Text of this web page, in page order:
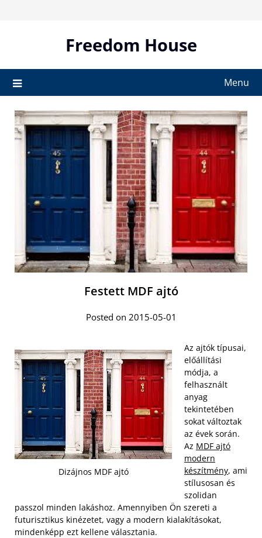
Freedom House
Menu
Festett MDF ajtó
Posted on 2015-05-01
Dizájnos MDF ajtó
Az ajtók típusai,
előállítási
módja, a
felhasznált
anyag
tekintetében
sokat változtak
az évek során.
Az MDF ajtó
modern
készítmény, ami
stílusosan és
szolidan
passzol minden lakáshoz. Amennyiben Ön szereti a
futurisztikus kinézetet, vagy a modern kialakításokat,
mindenképp ezt kellene választania.